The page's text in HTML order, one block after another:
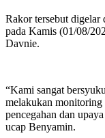
Rakor tersebut digelar
pada Kamis (01/08/
Davnie.
“Kami sangat
melakukan monitoring
pencegahan dan
ucap Benyamin.